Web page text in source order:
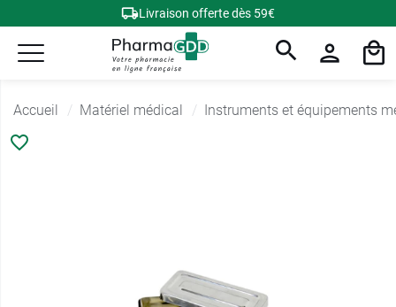
Livraison offerte dès 59€
Accueil Matériel médical Instruments et équipements